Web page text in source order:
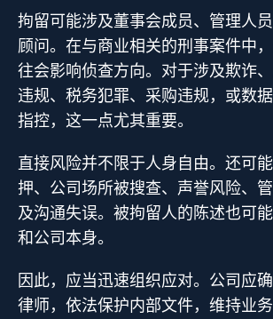
拘留可能涉及董事会成员、管理人
顾问。在与商业相关的刑事案件中
往会影响侦查方向。对于涉及欺诈
违规、税务犯罪、采购违规，或数
指控，这一点尤其重要。
直接风险并不限于人身自由。还可
押、公司场所被搜查、声誉风险、
及沟通失误。被拘留人的陈述也可
和公司本身。
因此，应当迅速组织应对。公司应
律师，依法保护内部文件，维持业